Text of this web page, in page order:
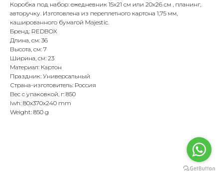
Коробка под набор: ежедневник 15х21 см или 20х26 см , планинг,
авторучку. Изготовлена из переплетного картона 1,75 мм,
кашированного бумагой Majestic.
Бренд: REDBOX
Длина, см: 36
Высота, см: 7
Ширина, см: 23
Материал: Картон
Праздник: Универсальный
Страна-изготовитель: Россия
Вес с упаковкой, г: 850
lwh: 80x370x240 mm
Weight: 850 g